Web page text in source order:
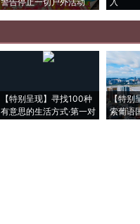
【特别呈现】寻找100种
有意思的生活方式·第一对
【特别
索葡语